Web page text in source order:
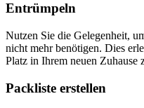
Entrümpeln
Nutzen Sie die Gelegenheit,
nicht mehr benötigen. Dies
Platz in Ihrem neuen Zuhause
Packliste erstellen